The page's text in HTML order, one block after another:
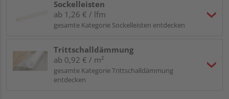
Sockelleisten
ab 1,26 € / lfm
gesamte Kategorie Sockelleisten entdecken
Trittschalldämmung
ab 0,92 € / m²
gesamte Kategorie Trittschalldämmung
entdecken